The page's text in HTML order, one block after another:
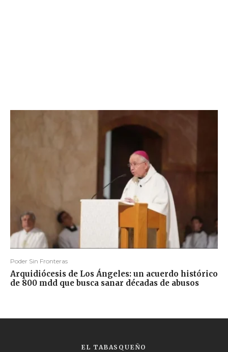
Poder Sin Fronteras
Arquidiócesis de Los Ángeles: un acuerdo histórico
de 800 mdd que busca sanar décadas de abusos
EL TABASQUEÑO